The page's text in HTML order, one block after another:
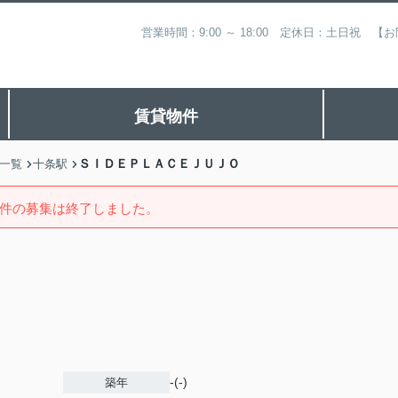
営業時間：9:00 ～ 18:00 定休日：土日祝 【お
賃貸物件
覧 十条駅 ＳＩＤＥＰＬＡＣＥＪＵＪＯ
の募集は終了しました。
築年 -(-)